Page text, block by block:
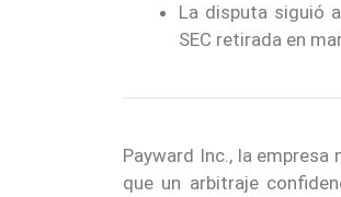
La disputa siguió
SEC retirada en
Payward Inc., la empresa
que un arbitraje